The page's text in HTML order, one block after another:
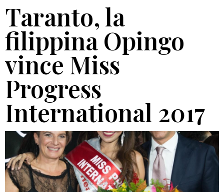
Taranto, la
filippina Opingo
vince Miss
Progress
International 2017